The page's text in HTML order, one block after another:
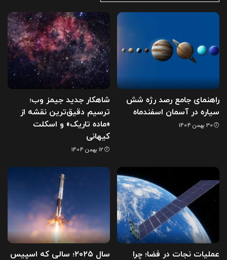
راهنمای جامع رصد رژه شش
سیاره در آسمان اسفندماه
30 بهمن 1404
شاهکار جدید جیمز وب؛
ترسیم دقیق‌ترین نقشه از
«ماده تاریک» و اسکلت
کیهانی
12 بهمن 1404
عملیات نجات در فضا؛ چرا سال ۲۰۲۵؛ سالی که اسپیس